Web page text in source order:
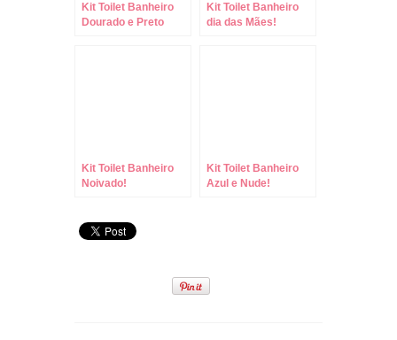
Kit Toilet Banheiro
Dourado e Preto
Kit Toilet Banheiro
dia das Mães!
Kit Toilet Banheiro
Noivado!
Kit Toilet Banheiro
Azul e Nude!